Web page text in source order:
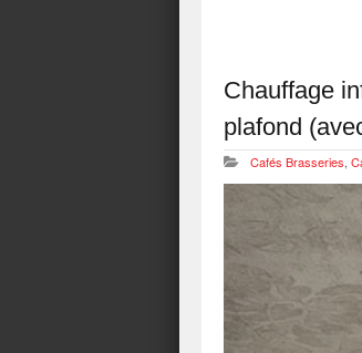
Chauffage
plafond
Cafés Brasseries,